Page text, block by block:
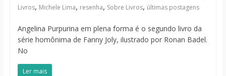
Livros, Michele Lima, resenha, Sobre Livros, últimas postagens
Angelina Purpurina em plena forma é o segundo livro da
série homônima de Fanny Joly, ilustrado por Ronan Badel.
No
Ler mais